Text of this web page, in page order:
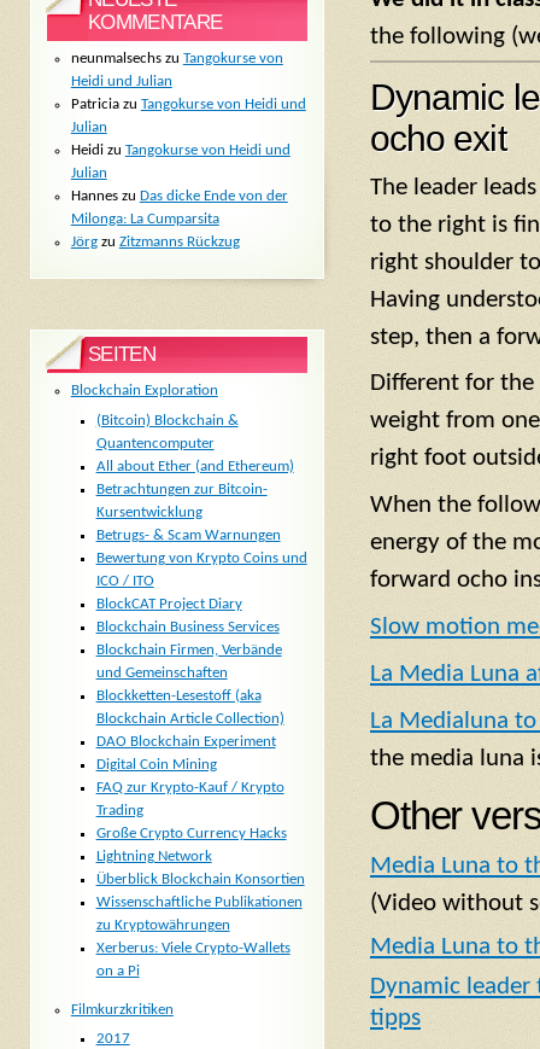
the following
Dynamic
ocho exit
The leader
to the right is
right shoulder
Having
step, then a
Different for
weight from
right foot
When the
energy of the
forward ocho
Slow motion
La Media Luna
La Medialuna
the media luna
Other
Media Luna to
(Video without
Media Luna to
Dynamic
tipps
KOMMENTARE
neunmalsechszu Tangokurse von
Heidi und Julian
Patriciazu Tangokurse von Heidi und
Julian
Heidizu Tangokurse von Heidi und
Julian
Hanneszu Das dicke Ende von der
Milonga: La Cumparsita
Jörgzu Zitzmanns Rückzug
SEITEN
Blockchain Exploration
(Bitcoin) Blockchain &
Quantencomputer
All about Ether (and Ethereum)
Betrachtungen zur Bitcoin-
Kursentwicklung
Betrugs- & Scam Warnungen
Bewertung von Krypto Coins und
ICO / ITO
BlockCAT Project Diary
Blockchain Business Services
Blockchain Firmen, Verbände
und Gemeinschaften
Blockketten-Lesestoff (aka
Blockchain Article Collection)
DAO Blockchain Experiment
Digital Coin Mining
FAQ zur Krypto-Kauf / Krypto
Trading
Große Crypto Currency Hacks
Lightning Network
Überblick Blockchain Konsortien
Wissenschaftliche Publikationen
zu Kryptowährungen
Xerberus: Viele Crypto-Wallets
on a Pi
Filmkurzkritiken
2017